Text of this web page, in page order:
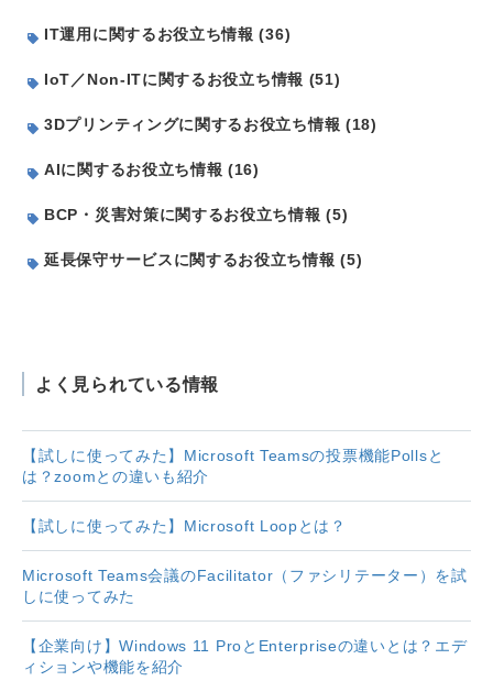
IT運用に関するお役立ち情報 (36)
IoT／Non-ITに関するお役立ち情報 (51)
3Dプリンティングに関するお役立ち情報 (18)
AIに関するお役立ち情報 (16)
BCP・災害対策に関するお役立ち情報 (5)
延長保守サービスに関するお役立ち情報 (5)
よく見られている情報
【試しに使ってみた】Microsoft Teamsの投票機能Pollsと
は？zoomとの違いも紹介
【試しに使ってみた】Microsoft Loopとは？
Microsoft Teams会議のFacilitator（ファシリテーター）を試
しに使ってみた
【企業向け】Windows 11 ProとEnterpriseの違いとは？エデ
ィションや機能を紹介